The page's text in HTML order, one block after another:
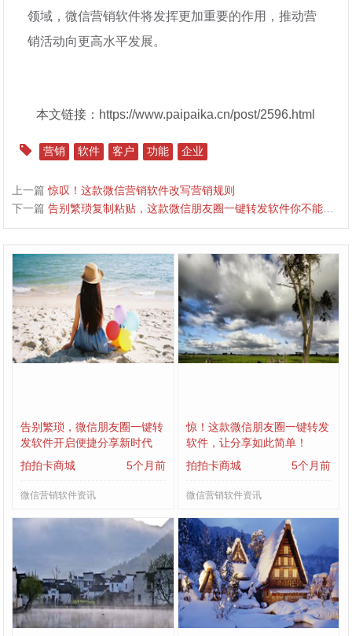
领域，微信营销软件将发挥更加重要的作用，推动营
销活动向更高水平发展。
本文链接：https://www.paipaika.cn/post/2596.html
营销 软件 客户 功能 企业
上一篇惊叹！这款微信营销软件改写营销规则
下一篇告别繁琐复制粘贴，这款微信朋友圈一键转发软件你不能错过
告别繁琐，微信朋友圈一键转
发软件开启便捷分享新时代
拍拍卡商城
5个月前
微信营销软件资讯
惊！这款微信朋友圈一键转发
软件，让分享如此简单！
拍拍卡商城
5个月前
微信营销软件资讯